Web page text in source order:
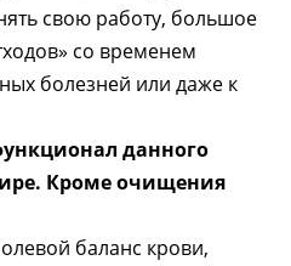
свою работу, большое
со временем
болезней или даже к
данного
Кроме очищения
баланс крови,